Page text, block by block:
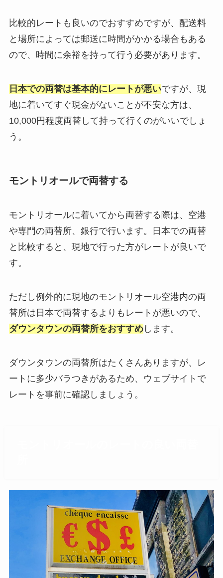
比較的レートも良いのでおすすめですが、配送料
と場所によっては郵送に時間がかかる場合もある
ので、時間に余裕を持って行う必要があります。
日本での両替は基本的にレートが悪いですが、現
地に着いてすぐ現金がないことが不安な方は、
10,000円程度両替して持って行くのがいいでしょ
う。
モントリオールで両替する
モントリオールに着いてから両替する際は、空港
や専門の両替所、銀行で行います。日本での両替
と比較すると、現地で行った方がレートが良いで
す。
ただし例外的に現地のモントリオール空港内の両
替所は日本で両替するよりもレートが悪いので、
ダウンタウンの両替所をおすすめします。
ダウンタウンの両替所はたくさんありますが、レ
ートに多少バラつきがあるため、ウェブサイトで
レートを事前に確認しましょう。